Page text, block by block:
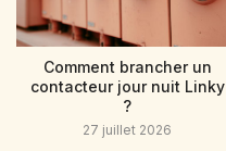
Comment brancher un
contacteur jour nuit Linky
?
27 juillet 2026